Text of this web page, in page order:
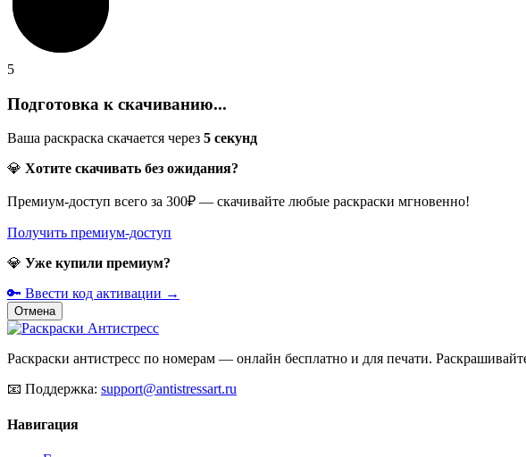
5
Подготовка к скачиванию...
Ваша раскраска скачается через 5 секунд
💎 Хотите скачивать без ожидания?
Премиум-доступ всего за 300₽ — скачивайте любые раскраски мгновенно!
Получить премиум-доступ
💎 Уже купили премиум?
🔑 Ввести код активации →
Отмена
Раскраски антистресс по номерам — онлайн бесплатно и для печати.
📧 Поддержка: support@antistressart.ru
Навигация